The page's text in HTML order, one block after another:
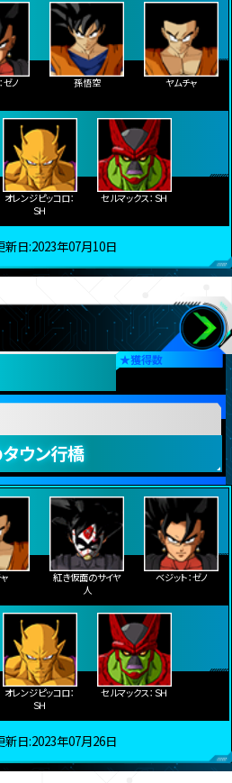
ゼノ 孫悟空 ヤムチャ
オレンジピッコロ：
ＳＨ
セルマックス：ＳＨ
新日:2023年07月10日
★獲得数
ウン行橋
紅き仮面のサイヤ
人
ベジット：ゼノ
オレンジピッコロ：
ＳＨ
セルマックス：ＳＨ
新日:2023年07月26日